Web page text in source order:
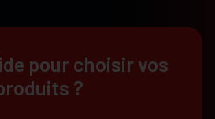
pour choisir vos
?